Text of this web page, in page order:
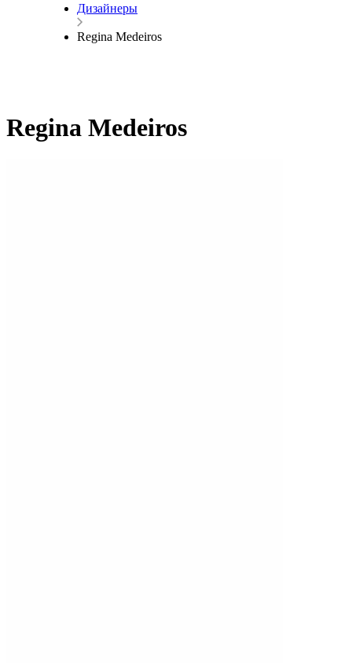
Дизайнеры
Regina Medeiros
Regina Medeiros